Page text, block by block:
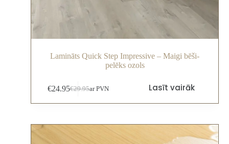
Lamināts Quick Step Impressive – Maigi bēši-
pelēks ozols
€29.95
€24.95 ar PVN Lasīt vairāk